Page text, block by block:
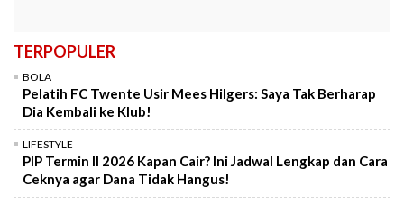
TERPOPULER
BOLA
Pelatih FC Twente Usir Mees Hilgers: Saya Tak Berharap
Dia Kembali ke Klub!
LIFESTYLE
PIP Termin II 2026 Kapan Cair? Ini Jadwal Lengkap dan Cara
Ceknya agar Dana Tidak Hangus!